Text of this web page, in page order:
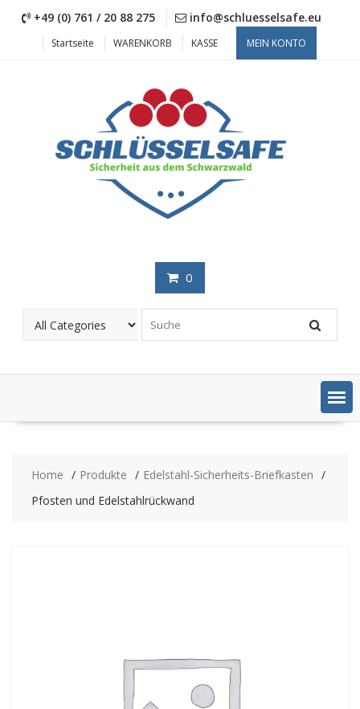
+49 (0) 761 / 20 88 275 info@schluesselsafe.eu
Startseite WARENKORB KASSE MEIN KONTO
0
Home Produkte
Edelstahl-Sicherheits-Briefkasten
Pfosten und Edelstahlrückwand